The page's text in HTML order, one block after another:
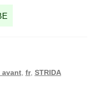
avant, fr, STRIDA